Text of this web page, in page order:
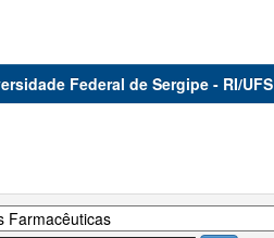
Federal de Sergipe - RI/UFS